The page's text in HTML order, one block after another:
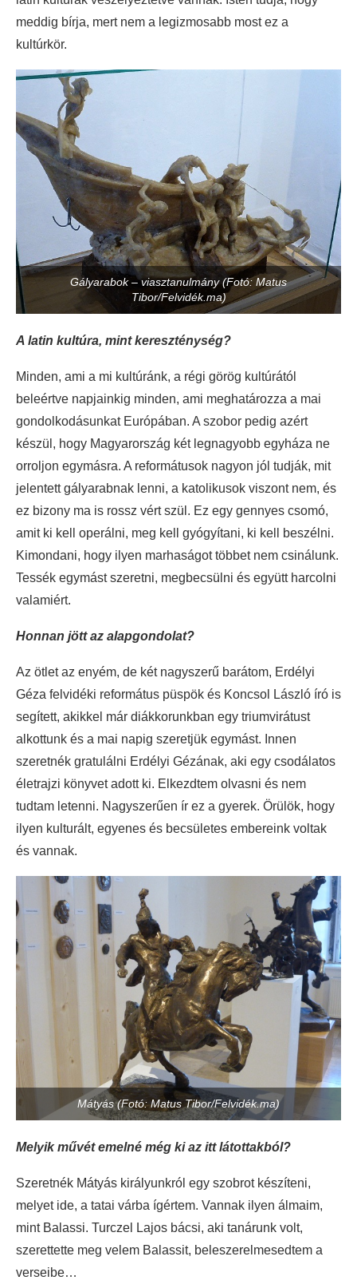
meddig bírja, mert nem a legizmosabb most ez a
kultúrkör.
Gályarabok – viasztanulmány (Fotó: Matus
Tibor/Felvidék.ma)
A latin kultúra, mint kereszténység?
Minden, ami a mi kultúránk, a régi görög kultúrától
beleértve napjainkig minden, ami meghatározza a mai
gondolkodásunkat Európában. A szobor pedig azért
készül, hogy Magyarország két legnagyobb egyháza ne
orroljon egymásra. A reformátusok nagyon jól tudják, mit
jelentett gályarabnak lenni, a katolikusok viszont nem, és
ez bizony ma is rossz vért szül. Ez egy gennyes csomó,
amit ki kell operálni, meg kell gyógyítani, ki kell beszélni.
Kimondani, hogy ilyen marhaságot többet nem csinálunk.
Tessék egymást szeretni, megbecsülni és együtt harcolni
valamiért.
Honnan jött az alapgondolat?
Az ötlet az enyém, de két nagyszerű barátom, Erdélyi
Géza felvidéki református püspök és Koncsol László író is
segített, akikkel már diákkorunkban egy triumvirátust
alkottunk és a mai napig szeretjük egymást. Innen
szeretnék gratulálni Erdélyi Gézának, aki egy csodálatos
életrajzi könyvet adott ki. Elkezdtem olvasni és nem
tudtam letenni. Nagyszerűen ír ez a gyerek. Örülök, hogy
ilyen kulturált, egyenes és becsületes embereink voltak
és vannak.
Mátyás (Fotó: Matus Tibor/Felvidék.ma)
Melyik művét emelné még ki az itt látottakból?
Szeretnék Mátyás királyunkról egy szobrot készíteni,
melyet ide, a tatai várba ígértem. Vannak ilyen álmaim,
mint Balassi. Turczel Lajos bácsi, aki tanárunk volt,
szerettette meg velem Balassit, beleszerelmesedtem a
verseibe…